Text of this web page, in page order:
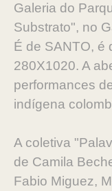
Galeria do
Substrato", no
É de SANTO, é
280X1020. A
performances
indígena
A coletiva
de Camila
Fabio Miguez,